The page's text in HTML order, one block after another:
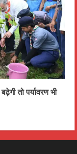
तो पर्यावरण भी